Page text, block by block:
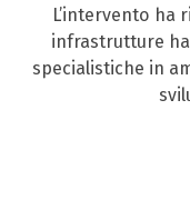
L’intervento ha
infrastrutture
specialistiche in